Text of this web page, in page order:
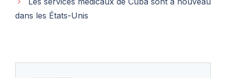
dans les États-Unis